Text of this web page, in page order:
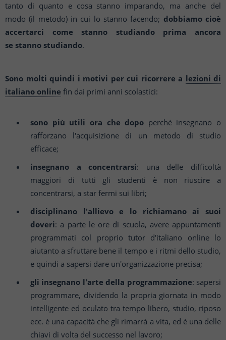
tanto di quanto e cosa stanno imparando, ma anche del
modo (il metodo) in cui lo stanno facendo; dobbiamo cioè
accertarci come stanno studiando prima ancora
se stanno studiando.
Sono molti quindi i motivi per cui ricorrere a lezioni di
italiano online fin dai primi anni scolastici:
sono più utili ora che dopo perché insegnano o
rafforzano l'acquisizione di un metodo di studio
efficace;
insegnano a concentrarsi: una delle difficoltà
maggiori di tutti gli studenti è non riuscire a
concentrarsi, a star fermi sui libri;
disciplinano l'allievo e lo richiamano ai suoi
doveri: a parte le ore di scuola, avere appuntamenti
programmati col proprio tutor d'italiano online lo
aiutanto a sfruttare bene il tempo e i ritmi dello studio,
e quindi a sapersi dare un'organizzazione precisa;
gli insegnano l'arte della programmazione: sapersi
programmare, dividendo la propria giornata in modo
intelligente ed oculato tra tempo libero, studio, riposo
ecc. è una capacità che gli rimarrà a vita, ed è una delle
chiavi di volta del successo nel lavoro;